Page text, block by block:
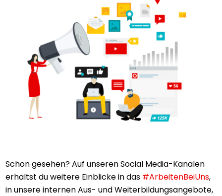
Schon gesehen? Auf unseren Social Media-Kanälen
erhältst du weitere Einblicke in das #ArbeitenBeiUns,
in unsere internen Aus- und Weiter­bildungsangebote,